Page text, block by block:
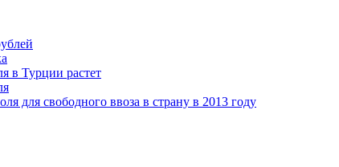
в Турции растет
для свободного ввоза в страну в 2013 году